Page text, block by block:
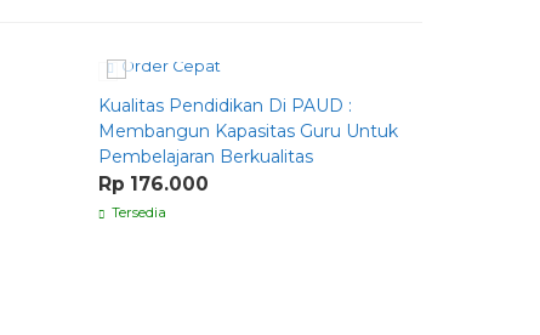
Order Cepat
Kualitas Pendidikan Di PAUD :
Membangun Kapasitas Guru Untuk
Pembelajaran Berkualitas
Rp 176.000
Tersedia